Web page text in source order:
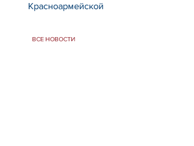
Красноармейской
ВСЕ НОВОСТИ